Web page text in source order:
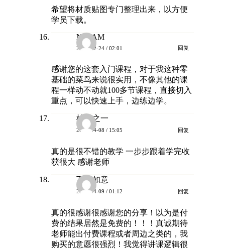
希望将材质贴图专门整理出来，以方便
学员下载。
NAJAM
2024-02-24 / 02:01 回复
感谢您的这套入门课程，对于我这种零
基础的菜鸟来说很实用，不像其他的课
程一样动不动就100多节课程，直接切入
重点，可以快速上手，边练边学。
柚子之一
2024-04-08 / 15:05 回复
真的是很不错的教学 一步步跟着学完收
获很大 感谢老师
万柿如意
2024-04-09 / 01:12 回复
真的很感谢很感谢您的分享！以为是付
费的结果居然是免费的！！！真诚期待
老师能出付费课程或者周边之类的，我
购买的意愿很强烈！我觉得讲课逻辑很